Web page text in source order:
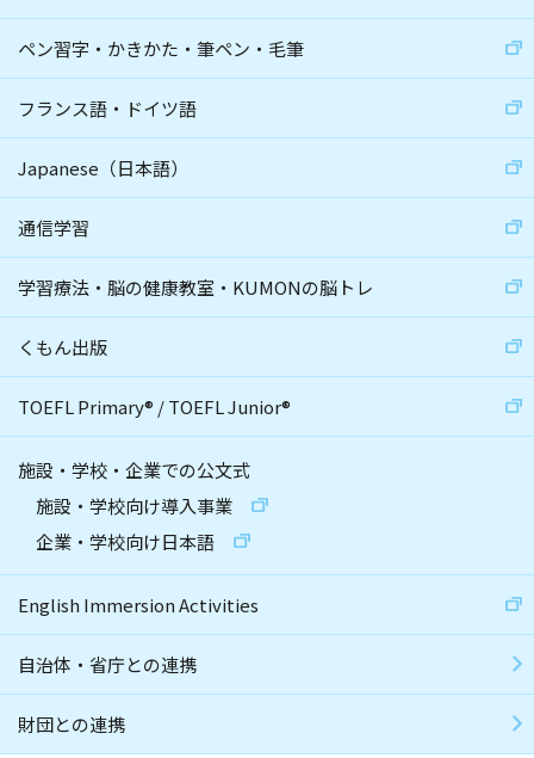
ペン習字・かきかた・筆ペン・毛筆
フランス語・ドイツ語
Japanese（日本語）
通信学習
学習療法・脳の健康教室・KUMONの脳トレ
くもん出版
TOEFL Primary® /TOEFL Junior®
施設・学校・企業での公文式
施設・学校向け導入事業
企業・学校向け日本語
English Immersion Activities
自治体・省庁との連携
財団との連携